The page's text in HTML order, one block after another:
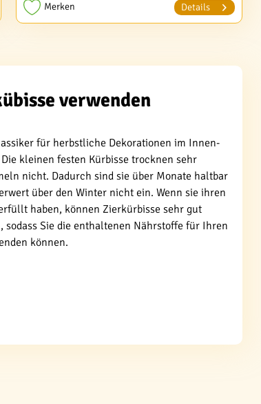
Merken Details
verwenden
für herbstliche Dekorationen im Innen-
kleinen festen Kürbisse trocknen sehr
nicht. Dadurch sind sie über Monate haltbar
über den Winter nicht ein. Wenn sie ihren
haben, können Zierkürbisse sehr gut
sodass Sie die enthaltenen Nährstoffe für Ihren
können.